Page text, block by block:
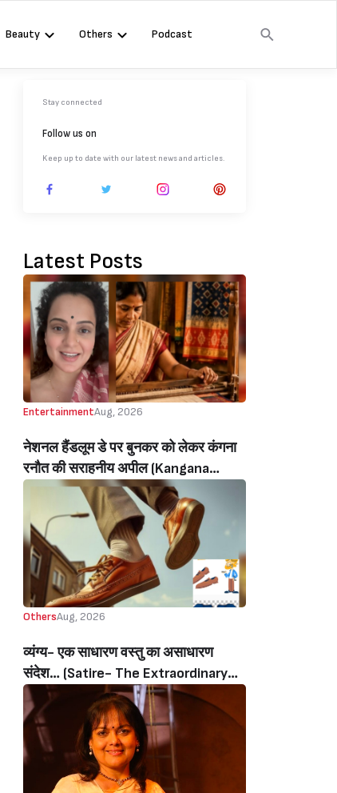
Beauty Others Podcast
Stay connected
Follow us on
Keep up to date with our latest news and articles.
Latest Posts
EntertainmentAug, 2026
नेशनल हैंडलूम डे पर बुनकर को लेकर कंगना
रनौत की सराहनीय अपील (Kangana
Ranaut’s Commendable Appeal
Regarding Weavers On National
Handloom Day)
OthersAug, 2026
व्यंग्य- एक साधारण वस्तु का असाधारण
संदेश… (Satire- The Extraordinary
Message Of An Ordinary Object…)